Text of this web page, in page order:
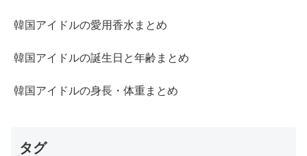
韓国アイドルの愛用香水まとめ
韓国アイドルの誕生日と年齢まとめ
韓国アイドルの身長・体重まとめ
タグ